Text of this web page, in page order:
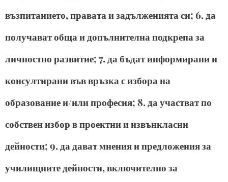
възпитанието, правата и задълженията си; 6. да
получават обща и допълнителна подкрепа за
личностно развитие; 7. да бъдат информирани и
консултирани във връзка с избора на
образование и/или професия; 8. да участват по
собствен избор в проектни и извънкласни
дейности; 9. да дават мнения и предложения за
училищните дейности, включително за